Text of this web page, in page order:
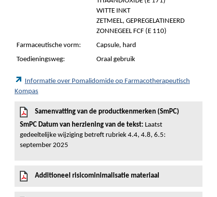
WITTE INKT
ZETMEEL, GEPREGELATINEERD
ZONNEGEEL FCF (E 110)
Farmaceutische vorm:
Capsule, hard
Toedieningsweg:
Oraal gebruik
Informatie over Pomalidomide op Farmacotherapeutisch
Kompas
Samenvatting van de productkenmerken (SmPC)
SmPC Datum van herziening van de tekst: Laatst
gedeeltelijke wijziging betreft rubriek 4.4, 4.8, 6.5:
september 2025
Additioneel risicominimalisatie materiaal